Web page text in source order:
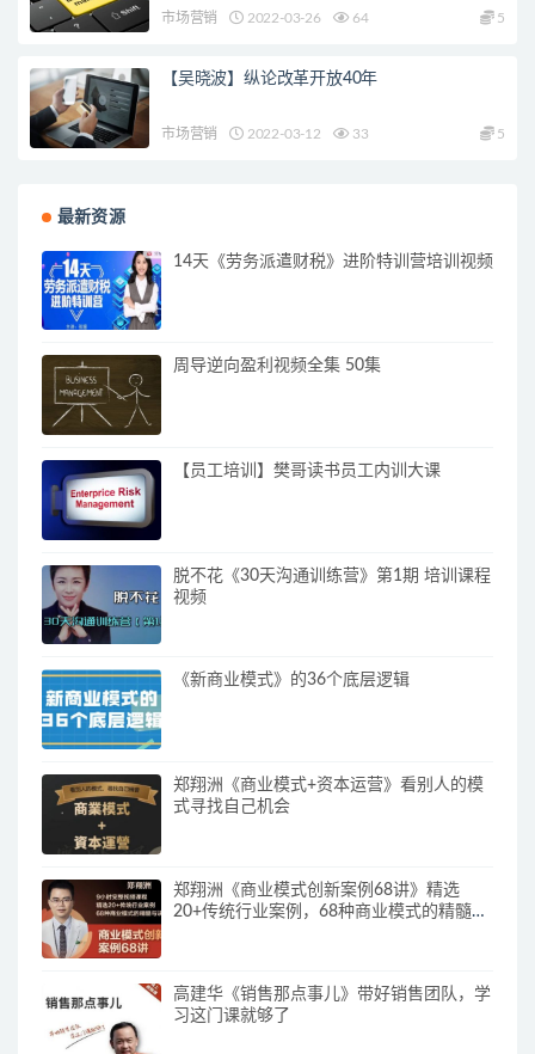
市场营销 2022-03-26 64 5
【吴晓波】纵论改革开放40年
市场营销 2022-03-12 33 5
最新资源
14天《劳务派遣财税》进阶特训营培训视频
周导逆向盈利视频全集 50集
【员工培训】樊哥读书员工内训大课
脱不花《30天沟通训练营》第1期 培训课程
视频
《新商业模式》的36个底层逻辑
郑翔洲《商业模式+资本运营》看别人的模
式寻找自己机会
郑翔洲《商业模式创新案例68讲》精选
20+传统行业案例，68种商业模式的精髓与
高建华《销售那点事儿》带好销售团队，学
习这门课就够了